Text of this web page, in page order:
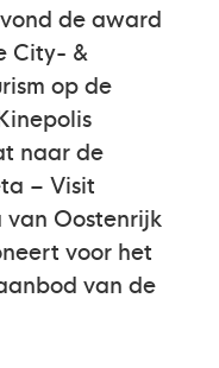
de award
City- &
op de
naar de
– Visit
Oostenrijk
voor het
van de